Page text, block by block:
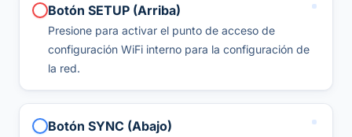
Botón SETUP (Arriba)
Presione para activar el punto de acceso de
configuración WiFi interno para la configuración de
la red.
Botón SYNC (Abajo)